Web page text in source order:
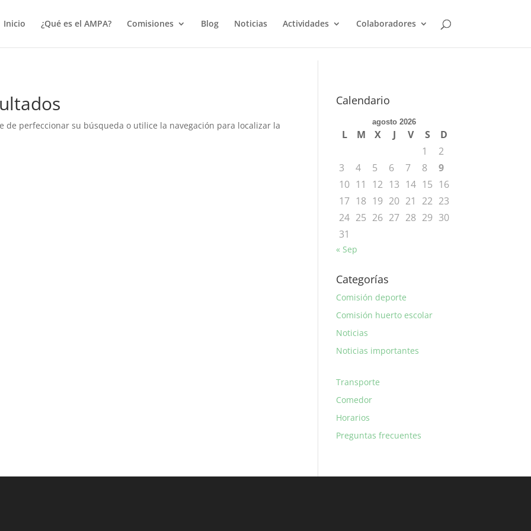
Inicio
¿Qué es el AMPA? Comisiones Blog Noticias Actividades Colaboradores
de perfeccionar su búsqueda o utilice la navegación para localizar la
Calendario
agosto 2026
L M X J V S
D
1
2
3
4 5 6 7 8
9
10 11 12 13 14 15 16
17 18 19 20 21 22 23
24 25 26 27 28 29 30
31
« Sep
Categorías
Comisión deporte
Comisión huerto escolar
Noticias
Noticias importantes
Transporte
Comedor
Horarios
Preguntas frecuentes